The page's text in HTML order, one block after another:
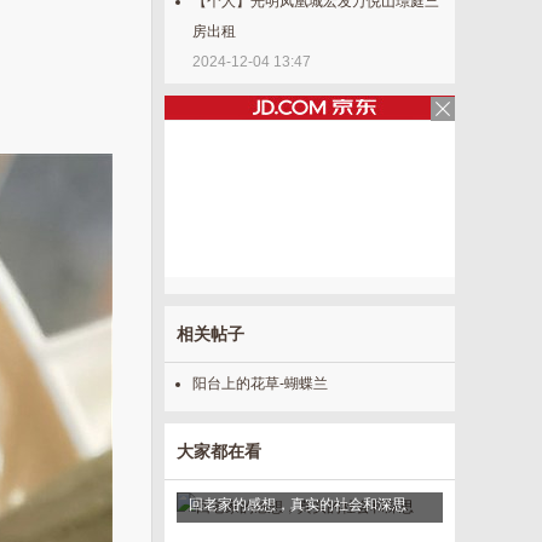
房出租
2024-12-04 13:47
相关帖子
阳台上的花草-蝴蝶兰
大家都在看
回老家的感想，真实的社会和深思